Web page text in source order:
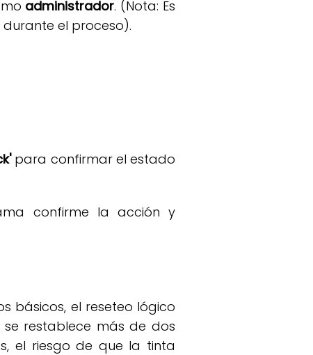
administrador. (Nota: Es
el proceso).
para confirmar el estado
confirme la acción y
básicos, el reseteo lógico
restablece más de dos
el riesgo de que la tinta